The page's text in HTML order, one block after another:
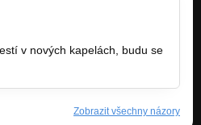
v nových kapelách, budu se
Zobrazit všechny názory